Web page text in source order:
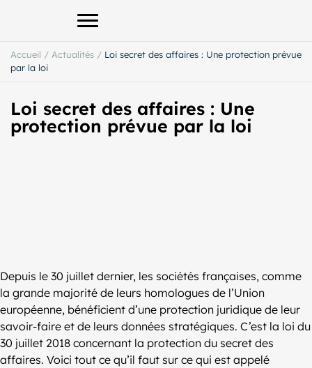
Afficher le menu principal
Accueil / Actualités / Loi secret des affaires : Une protection prévue
par la loi
Loi secret des affaires : Une
protection prévue par la loi
Depuis le 30 juillet dernier, les sociétés françaises, comme
la grande majorité de leurs homologues de l’Union
européenne, bénéficient d’une protection juridique de leur
savoir-faire et de leurs données stratégiques. C’est la loi du
30 juillet 2018 concernant la protection du secret des
affaires. Voici tout ce qu’il faut sur ce qui est appelé